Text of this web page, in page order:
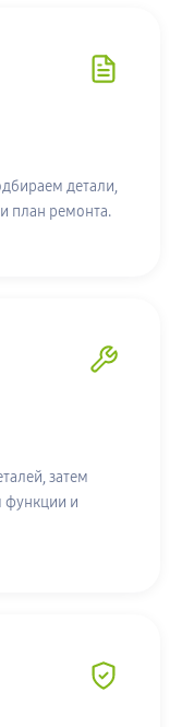
детали,
план ремонта.
затем
функции и